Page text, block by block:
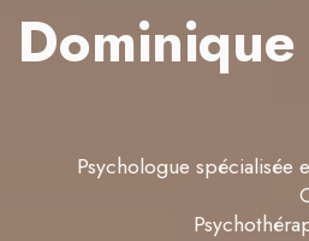
Psychologue spécialisée